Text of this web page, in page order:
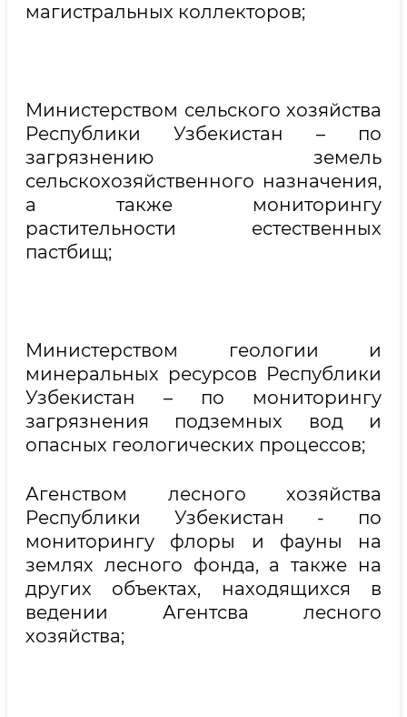
магистральных коллекторов;
Министерством сельского хозяйства
Республики Узбекистан – по
загрязнению земель
сельскохозяйственного назначения,
а также мониторингу
растительности естественных
пастбищ;
Министерством геологии и
минеральных ресурсов Республики
Узбекистан – по мониторингу
загрязнения подземных вод и
опасных геологических процессов;
Агенством лесного хозяйства
Республики Узбекистан - по
мониторингу флоры и фауны на
землях лесного фонда, а также на
других объектах, находящихся в
ведении Агентсва лесного
хозяйства;